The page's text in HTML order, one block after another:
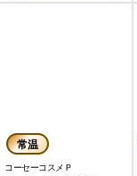
常温
コーセーコスメＰ